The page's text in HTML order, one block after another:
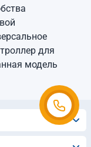
для
модель